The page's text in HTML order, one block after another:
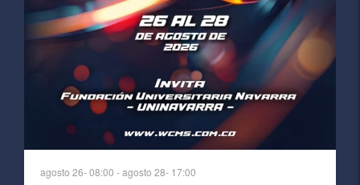
agosto 26- 08:00 -agosto 28- 17:00